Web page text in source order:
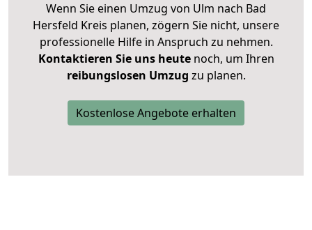
Wenn Sie einen Umzug von Ulm nach Bad
Hersfeld Kreis planen, zögern Sie nicht, unsere
professionelle Hilfe in Anspruch zu nehmen.
Kontaktieren Sie uns heutenoch, um Ihren
reibungslosen Umzug zu planen.
Kostenlose Angebote erhalten